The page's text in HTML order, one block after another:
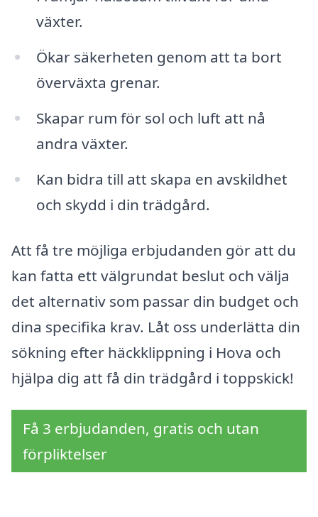
växter.
Ökar säkerheten genom att ta bort
överväxta grenar.
Skapar rum för sol och luft att nå
andra växter.
Kan bidra till att skapa en avskildhet
och skydd i din trädgård.
Att få tre möjliga erbjudanden gör att du
kan fatta ett välgrundat beslut och välja
det alternativ som passar din budget och
dina specifika krav. Låt oss underlätta din
sökning efter häckklippning i Hova och
hjälpa dig att få din trädgård i toppskick!
Få 3 erbjudanden, gratis och utan
förpliktelser